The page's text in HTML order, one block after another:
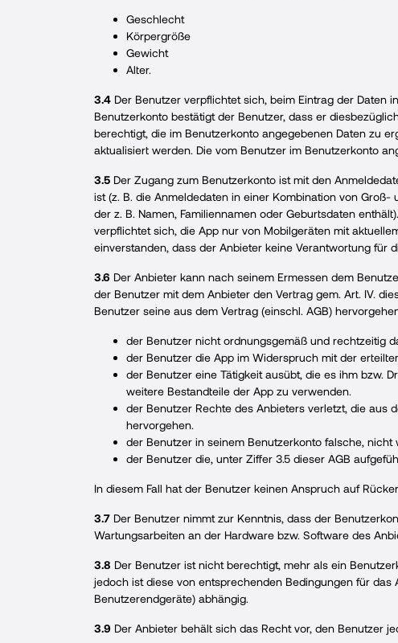
Geschlecht
Körpergröße
Gewicht
Alter.
3.4 Der Benutzer verpflichtet sich, beim Eintrag der Daten
Benutzerkonto bestätigt der Benutzer, dass er
berechtigt, die im Benutzerkonto angegebenen Daten zu
aktualisiert werden. Die vom Benutzer im Benutzerkonto
3.5 Der Zugang zum Benutzerkonto ist mit den
ist (z. B. die Anmeldedaten in einer Kombination von
der z. B. Namen, Familiennamen oder Geburtsdaten
verpflichtet sich, die App nur von Mobilgeräten mit
einverstanden, dass der Anbieter keine Verantwortung für
3.6 Der Anbieter kann nach seinem Ermessen dem
der Benutzer mit dem Anbieter den Vertrag gem. Art. IV.
Benutzer seine aus dem Vertrag (einschl. AGB)
der Benutzer nicht ordnungsgemäß und rechtzeitig
der Benutzer die App im Widerspruch mit der
der Benutzer eine Tätigkeit ausübt, die es ihm bzw.
weitere Bestandteile der App zu verwenden.
der Benutzer Rechte des Anbieters verletzt, die aus
hervorgehen.
der Benutzer in seinem Benutzerkonto falsche,
der Benutzer die, unter Ziffer 3.5 dieser AGB
In diesem Fall hat der Benutzer keinen Anspruch auf
3.7 Der Benutzer nimmt zur Kenntnis, dass der
Wartungsarbeiten an der Hardware bzw. Software des
3.8 Der Benutzer ist nicht berechtigt, mehr als ein
jedoch ist diese von entsprechenden Bedingungen für
Benutzerendgeräte) abhängig.
3.9 Der Anbieter behält sich das Recht vor, den Benutzer